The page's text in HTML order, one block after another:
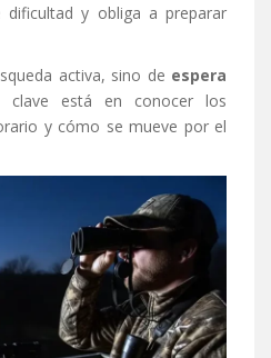
y obliga a preparar
activa, sino de espera
clave está en conocer los
y cómo se mueve por el